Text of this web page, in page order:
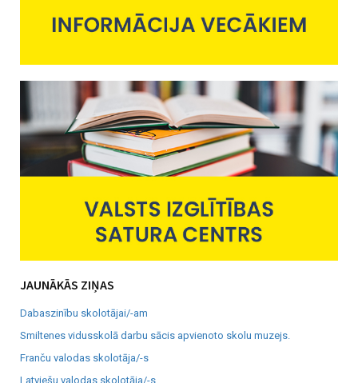
JAUNĀKĀS ZIŅAS
Dabaszinību skolotājai/-am
Smiltenes vidusskolā darbu sācis apvienoto skolu muzejs.
Franču valodas skolotāja/-s
Latviešu valodas skolotāja/-s